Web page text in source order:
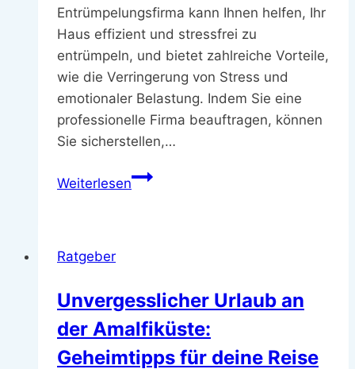
Entrümpelungsfirma kann Ihnen helfen, Ihr
Haus effizient und stressfrei zu
entrümpeln, und bietet zahlreiche Vorteile,
wie die Verringerung von Stress und
emotionaler Belastung. Indem Sie eine
professionelle Firma beauftragen, können
Sie sicherstellen,…
WeiterlesenEntrümpelungsfirma
effiziente
Entsorgung
Ratgeber
Unvergesslicher Urlaub an
der Amalfiküste:
Geheimtipps für deine Reise